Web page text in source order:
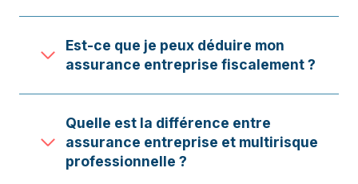
Est-ce que je peux déduire mon
assurance entreprise fiscalement ?
Quelle est la différence entre
assurance entreprise et multirisque
professionnelle ?